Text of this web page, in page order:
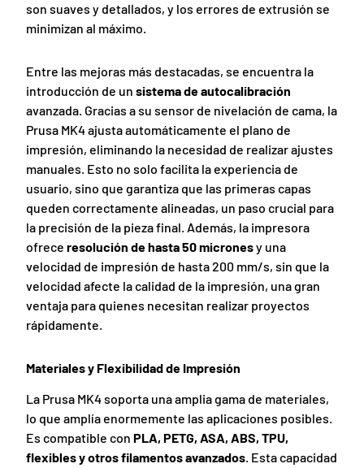
son suaves y detallados, y los errores de extrusión se
minimizan al máximo.
Entre las mejoras más destacadas, se encuentra la
introducción de unsistema de autocalibración
avanzada. Gracias a su sensor de nivelación de cama, la
Prusa MK4 ajusta automáticamente el plano de
impresión, eliminando la necesidad de realizar ajustes
manuales. Esto no solo facilita la experiencia de
usuario, sino que garantiza que las primeras capas
queden correctamente alineadas, un paso crucial para
la precisión de la pieza final. Además, la impresora
ofreceresolución de hasta 50 micronesy una
velocidad de impresión de hasta 200 mm/s, sin que la
velocidad afecte la calidad de la impresión, una gran
ventaja para quienes necesitan realizar proyectos
rápidamente.
Materiales y Flexibilidad de Impresión
La Prusa MK4 soporta una amplia gama de materiales,
lo que amplía enormemente las aplicaciones posibles.
Es compatible conPLA, PETG, ASA, ABS, TPU,
flexibles y otros filamentos avanzados. Esta capacidad